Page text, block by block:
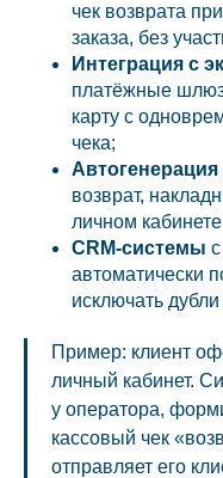
чек возврата
заказа, без
Интеграция с
платёжные
карту с
чека;
возврат,
личном
CRM-системы
автоматически
исключать
Пример: клиент
личный кабинет.
у оператора,
кассовый чек
отправляет его